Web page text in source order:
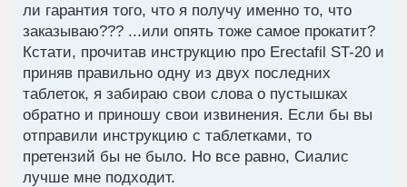
ли гарантия того, что я получу именно то, что
заказываю??? ...или опять тоже самое прокатит?
Кстати, прочитав инструкцию про Erectafil ST-20 и
приняв правильно одну из двух последних
таблеток, я забираю свои слова о пустышках
обратно и приношу свои извинения. Если бы вы
отправили инструкцию с таблетками, то
претензий бы не было. Но все равно, Сиалис
лучше мне подходит.